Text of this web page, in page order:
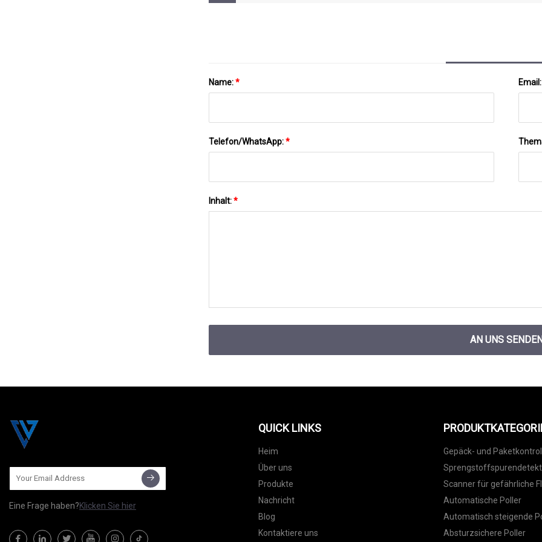
Name:* Email:
Telefon/WhatsApp:*
Inhalt:*
AN UNS
Eine Frage haben?Klicken Sie hier
QUICK LINKS
Heim
Über uns
Produkte
Nachricht
Blog
Kontaktiere uns
Gepäck- und
Scanner für gefährliche
Automatische Poller
Automatisch steigende
Absturzsichere Poller